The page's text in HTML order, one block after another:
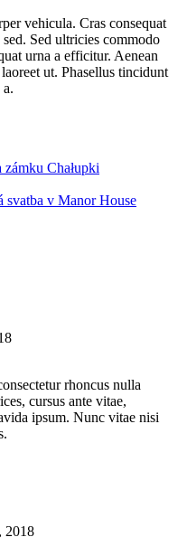
vehicula. Cras consequat
Sed ultricies commodo
urna a efficitur. Aenean
ut. Phasellus tincidunt
Chałupki
svatba v Manor House
rhoncus nulla
cursus ante vitae,
ipsum. Nunc vitae nisi
2018